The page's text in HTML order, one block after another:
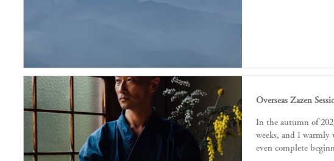
Overseas Zazen
In the autumn of 2025, I will
weeks, and I warmly
even complete